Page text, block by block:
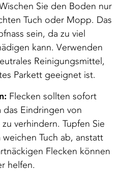
Sie den Boden nur
Tuch oder Mopp. Das
sein, da zu viel
kann. Verwenden
Reinigungsmittel,
Parkett geeignet ist.
Flecken sollten sofort
Eindringen von
verhindern. Tupfen Sie
Tuch ab, anstatt
Flecken können
helfen.